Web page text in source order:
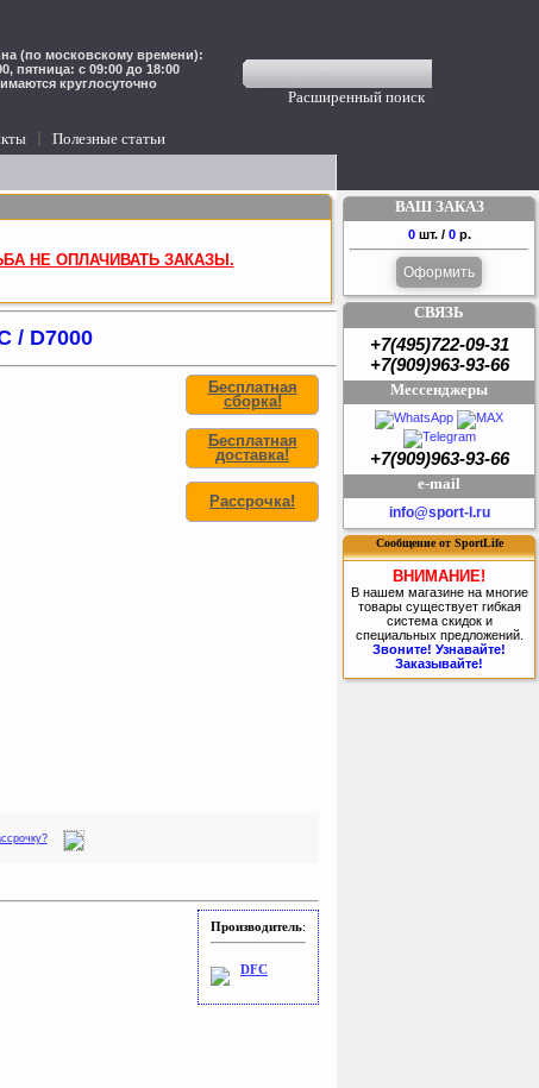
Расширенный поиск
(по московскому времени):
пятница: с 09:00 до 18:00
круглосуточно
Полезные статьи
НЕ ОПЛАЧИВАТЬ ЗАКАЗЫ.
/ D7000
Бесплатная
сборка!
Бесплатная
доставка!
Рассрочка!
Производитель:
DFC
ВАШ ЗАКАЗ
0 шт. / 0 р.
Оформить
СВЯЗЬ
+7(495)722-09-31
+7(909)963-93-66
Мессенджеры
+7(909)963-93-66
e-mail
info@sport-l.ru
Сообщение от SportLife
ВНИМАНИЕ!
В нашем магазине на многие
товары существует гибкая
система скидок и
специальных предложений.
Звоните! Узнавайте!
Заказывайте!